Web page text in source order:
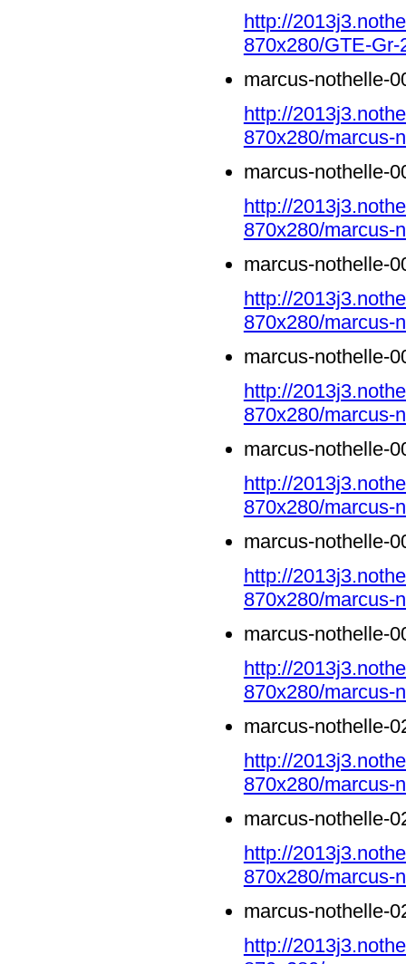
http://
870x280/GTE-Gr-
marcus-nothelle-
http://
870x280/marcus-
marcus-nothelle-
http://
870x280/marcus-
marcus-nothelle-
http://
870x280/marcus-
marcus-nothelle-
http://
870x280/marcus-
marcus-nothelle-
http://
870x280/marcus-
marcus-nothelle-
http://
870x280/marcus-
marcus-nothelle-
http://
870x280/marcus-
marcus-nothelle-
http://
870x280/marcus-
marcus-nothelle-
http://
870x280/marcus-
marcus-nothelle-
http://